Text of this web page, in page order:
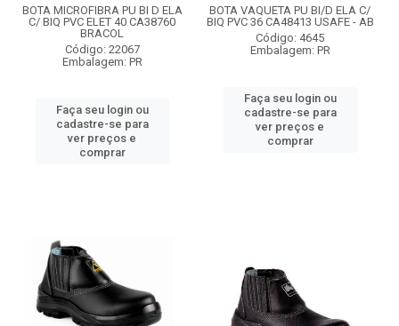
BOTA MICROFIBRA PU BI D ELA
C/ BIQ PVC ELET 40 CA38760
BRACOL
Código: 22067
Embalagem: PR
Faça seu login ou
cadastre-se para
ver preços e
comprar
BOTA VAQUETA PU BI/D ELA C/
BIQ PVC 36 CA48413 USAFE - AB
Código: 4645
Embalagem: PR
Faça seu login ou
cadastre-se para
ver preços e
comprar